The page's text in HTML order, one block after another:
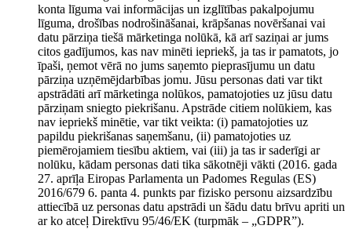
konta līguma vai informācijas un izglītības pakalpojumu
līguma, drošības nodrošināšanai, krāpšanas novēršanai vai
datu pārziņa tiešā mārketinga nolūkā, kā arī saziņai ar jums
citos gadījumos, kas nav minēti iepriekš, ja tas ir pamatots, jo
īpaši, ņemot vērā no jums saņemto pieprasījumu un datu
pārziņa uzņēmējdarbības jomu. Jūsu personas dati var tikt
apstrādāti arī mārketinga nolūkos, pamatojoties uz jūsu datu
pārziņam sniegto piekrišanu. Apstrāde citiem nolūkiem, kas
nav iepriekš minētie, var tikt veikta: (i) pamatojoties uz
papildu piekrišanas saņemšanu, (ii) pamatojoties uz
piemērojamiem tiesību aktiem, vai (iii) ja tas ir saderīgi ar
nolūku, kādam personas dati tika sākotnēji vākti (2016. gada
27. aprīļa Eiropas Parlamenta un Padomes Regulas (ES)
2016/679 6. panta 4. punkts par fizisko personu aizsardzību
attiecībā uz personas datu apstrādi un šādu datu brīvu apriti un
ar ko atceļ Direktīvu 95/46/EK (turpmāk – „GDPR”).